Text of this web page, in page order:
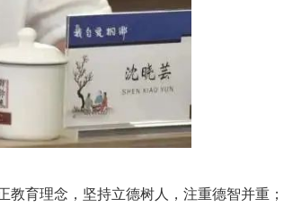
育理念，坚持立德树人，注重德智并重